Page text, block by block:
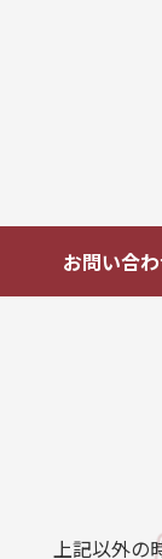
お問い合
上記以外の